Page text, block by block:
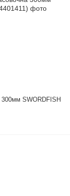
300мм SWORDFISH